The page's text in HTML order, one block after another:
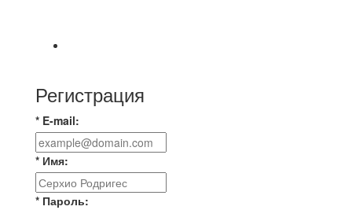
Регистрация
* E-mail:
* Имя:
* Пароль: